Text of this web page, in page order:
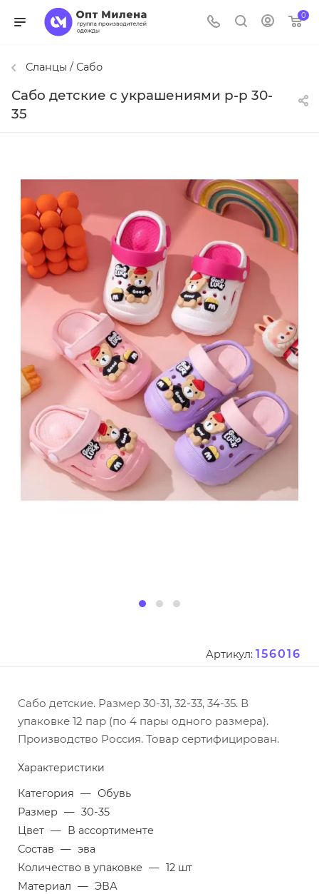
0
Сланцы / Сабо
Сабо детские с украшениями р-р 30-
35
Артикул: 156016
Сабо детские. Размер 30-31, 32-33, 34-35. В
упаковке 12 пар (по 4 пары одного размера).
Производство Россия. Товар сертифицирован.
Характеристики
Категория — Обувь
Размер — 30-35
Цвет — В ассортименте
Состав — эва
Количество в упаковке — 12 шт
Материал — ЭВА